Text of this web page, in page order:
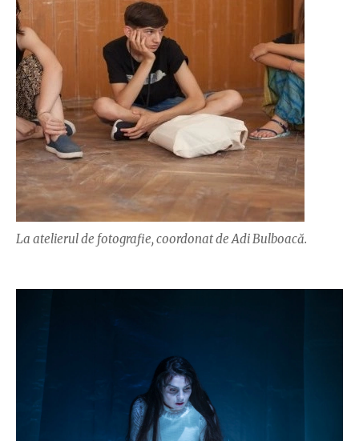
La atelierul de fotografie, coordonat de Adi Bulboacă.